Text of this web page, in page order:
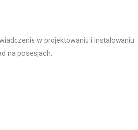
w projektowaniu i instalowaniu
na posesjach.